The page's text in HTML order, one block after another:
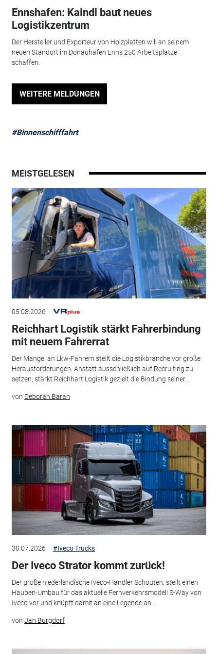
Ennshafen: Kaindl baut neues
Logistikzentrum
Der Hersteller und Exporteur von Holzplatten will an seinem
neuen Standort im Donauhafen Enns 250 Arbeitsplätze
schaffen.
WEITERE MELDUNGEN
#Binnenschifffahrt
MEISTGELESEN
05.08.2026
Reichhart Logistik stärkt Fahrerbindung
mit neuem Fahrerrat
Der Mangel an Lkw-Fahrern stellt die Logistikbranche vor große
Herausforderungen. Anstatt ausschließlich auf Recruiting zu
setzen, stärkt Reichhart Logistik gezielt die Bindung seiner...
von Deborah Baran
30.07.2026 #Iveco Trucks
Der Iveco Strator kommt zurück!
Der große niederländische Iveco-Händler Schouten, stellt einen
Hauben-Umbau für das aktuelle Fernverkehrsmodell S-Way von
Iveco vor und knüpft damit an eine Legende an.
von Jan Burgdorf